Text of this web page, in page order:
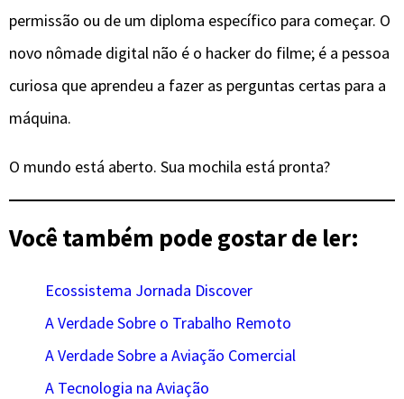
permissão ou de um diploma específico para começar. O
novo nômade digital não é o hacker do filme; é a pessoa
curiosa que aprendeu a fazer as perguntas certas para a
máquina.
​O mundo está aberto. Sua mochila está pronta?
Você também pode gostar de ler:
Ecossistema Jornada Discover
A Verdade Sobre o Trabalho Remoto
A Verdade Sobre a Aviação Comercial
A Tecnologia na Aviação